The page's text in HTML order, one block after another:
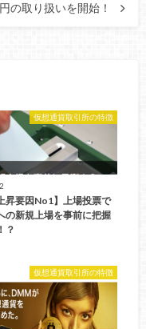
の取り扱いを開始！
仮想通貨取引所の特徴
昇要因No1】上場投票で
の新規上場を事前に把握
？
仮想通貨取引所の特徴